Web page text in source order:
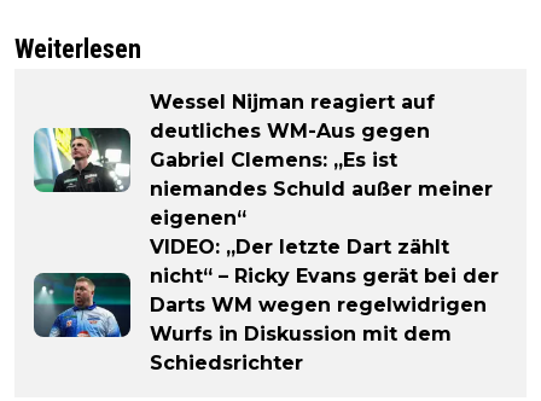
Weiterlesen
Wessel Nijman reagiert auf
deutliches WM-Aus gegen
Gabriel Clemens: „Es ist
niemandes Schuld außer meiner
eigenen“
VIDEO: „Der letzte Dart zählt
nicht“ – Ricky Evans gerät bei der
Darts WM wegen regelwidrigen
Wurfs in Diskussion mit dem
Schiedsrichter